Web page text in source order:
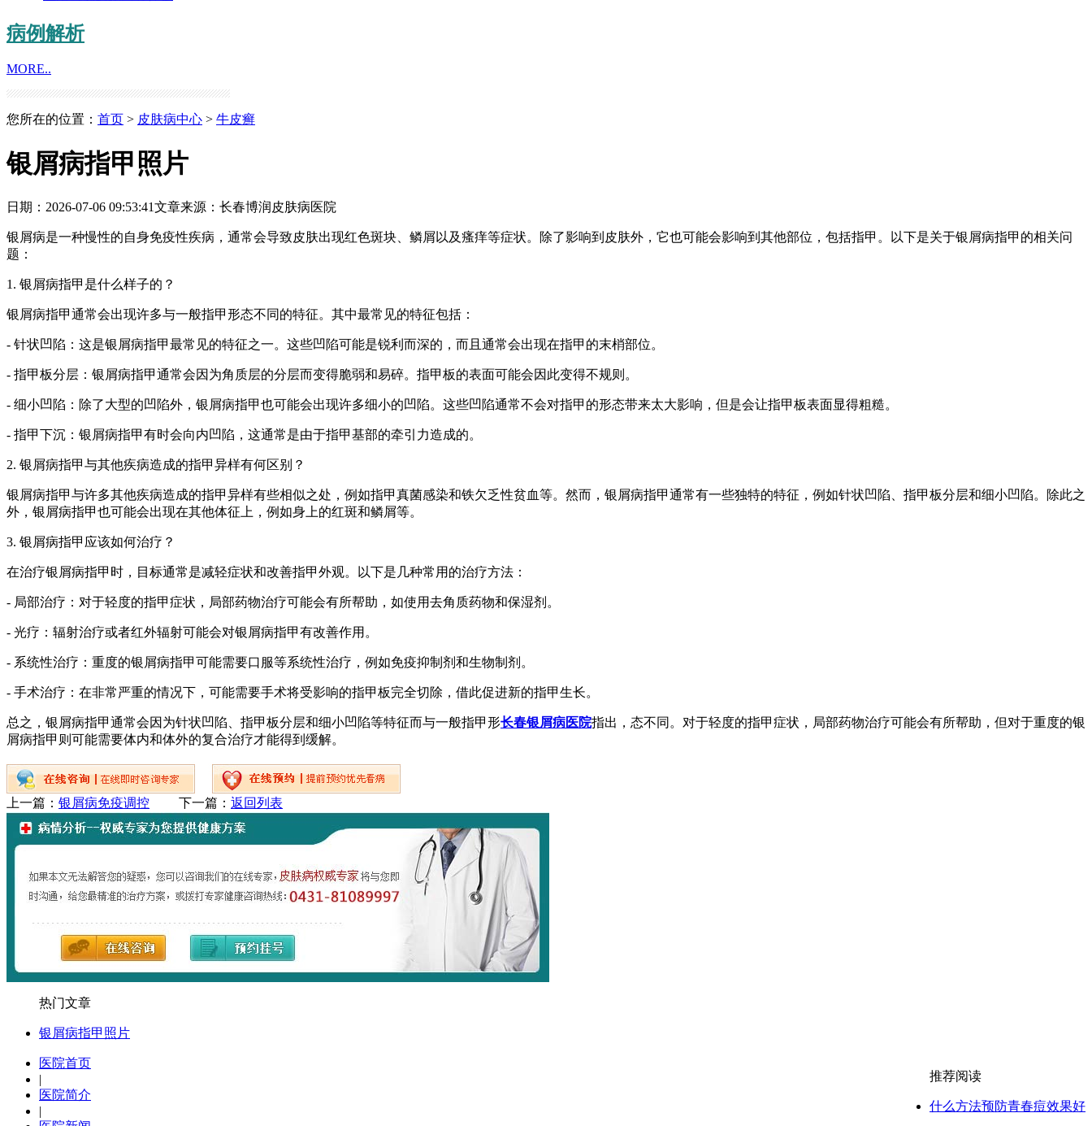
病例解析
MORE..
您所在的位置： 首页 > 皮肤病中心 > 牛皮癣
银屑病指甲照片
日期：2026-07-06 09:53:41文章来源： 长春博润皮肤病医院
银屑病是一种慢性的自身免疫性疾病，通常会导致皮肤出现红色斑块、鳞屑以及瘙痒等症状。除了影响到皮肤外，它也可能会影响到其他部位，包括指甲。以下是关于银屑病指甲的相关问
题：
1. 银屑病指甲是什么样子的？
银屑病指甲通常会出现许多与一般指甲形态不同的特征。其中最常见的特征包括：
- 针状凹陷：这是银屑病指甲最常见的特征之一。这些凹陷可能是锐利而深的，而且通常会出现在指甲的末梢部位。
- 指甲板分层：银屑病指甲通常会因为角质层的分层而变得脆弱和易碎。指甲板的表面可能会因此变得不规则。
- 细小凹陷：除了大型的凹陷外，银屑病指甲也可能会出现许多细小的凹陷。这些凹陷通常不会对指甲的形态带来太大影响，但是会让指甲板表面显得粗糙。
- 指甲下沉：银屑病指甲有时会向内凹陷，这通常是由于指甲基部的牵引力造成的。
2. 银屑病指甲与其他疾病造成的指甲异样有何区别？
银屑病指甲与许多其他疾病造成的指甲异样有些相似之处，例如指甲真菌感染和铁欠乏性贫血等。然而，银屑病指甲通常有一些独特的特征，例如针状凹陷、指甲板分层和细小凹陷。除此之
外，银屑病指甲也可能会出现在其他体征上，例如身上的红斑和鳞屑等。
3. 银屑病指甲应该如何治疗？
在治疗银屑病指甲时，目标通常是减轻症状和改善指甲外观。以下是几种常用的治疗方法：
- 局部治疗：对于轻度的指甲症状，局部药物治疗可能会有所帮助，如使用去角质药物和保湿剂。
- 光疗：辐射治疗或者红外辐射可能会对银屑病指甲有改善作用。
- 系统性治疗：重度的银屑病指甲可能需要口服等系统性治疗，例如免疫抑制剂和生物制剂。
- 手术治疗：在非常严重的情况下，可能需要手术将受影响的指甲板完全切除，借此促进新的指甲生长。
总之，银屑病指甲通常会因为针状凹陷、指甲板分层和细小凹陷等特征而与一般指甲形长春银屑病医院指出，态不同。对于轻度的指甲症状，局部药物治疗可能会有所帮助，但对于重度的银
屑病指甲则可能需要体内和体外的复合治疗才能得到缓解。
上一篇： 银屑病免疫调控 下一篇： 返回列表
热门文章
银屑病指甲照片
推荐阅读
什么方法预防青春痘效果好
医院首页
|
医院简介
|